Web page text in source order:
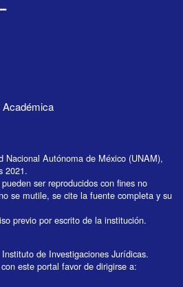
Nacional Autónoma de México (UNAM),
2021.
ser reproducidos con fines no
se mutile, se cite la fuente completa y su
previo por escrito de la institución.
de Investigaciones Jurídicas.
este portal favor de dirigirse a: